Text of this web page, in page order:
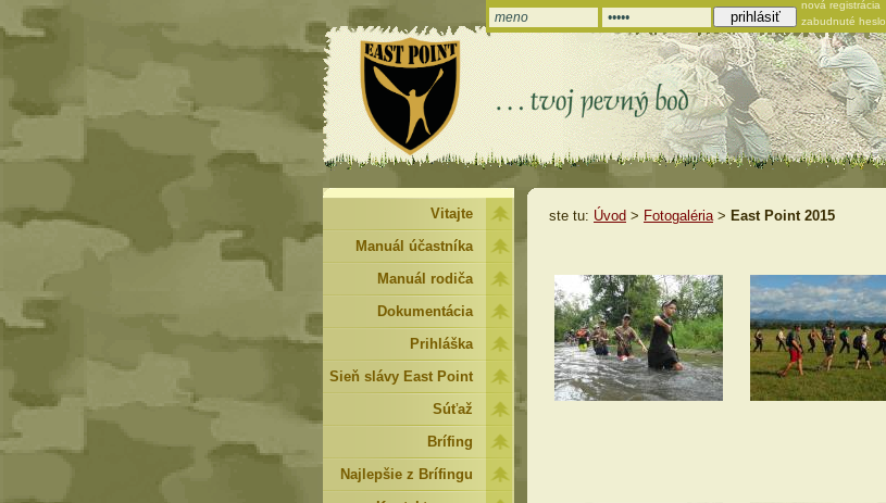
nová registrácia
zabudnuté heslo
ste tu: Úvod > Fotogaléria > East Point 2015
Vitajte
Manuál účastníka
Manuál rodiča
Dokumentácia
Prihláška
Sieň slávy East Point
Súťaž
Brífing
Najlepšie z Brífingu